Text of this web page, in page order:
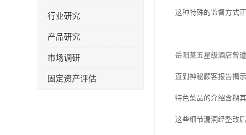
行业研究
产品研究
市场调研
固定资产评估
这种特殊的监督方式
岳阳某五星级酒店曾
直到神秘顾客报告揭
特色菜品的介绍含糊其
这些细节漏洞经整改